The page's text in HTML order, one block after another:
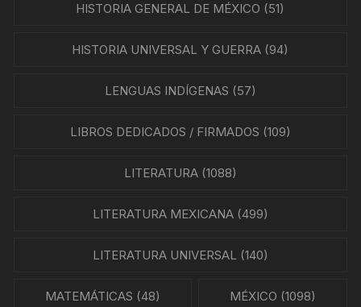
HISTORIA GENERAL DE MÉXICO (51)
HISTORIA UNIVERSAL Y GUERRA (94)
LENGUAS INDÍGENAS (57)
LIBROS DEDICADOS / FIRMADOS (109)
LITERATURA(1088)
LITERATURA MEXICANA(499)
LITERATURA UNIVERSAL (140)
MATEMÁTICAS (48) MÉXICO (1098)